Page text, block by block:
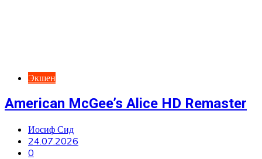
Экшен
American McGee’s Alice HD Remaster
Иосиф Сид
24.07.2026
0